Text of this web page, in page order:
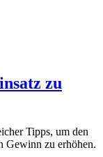
zu
Tipps, um den
Gewinn zu erhöhen.